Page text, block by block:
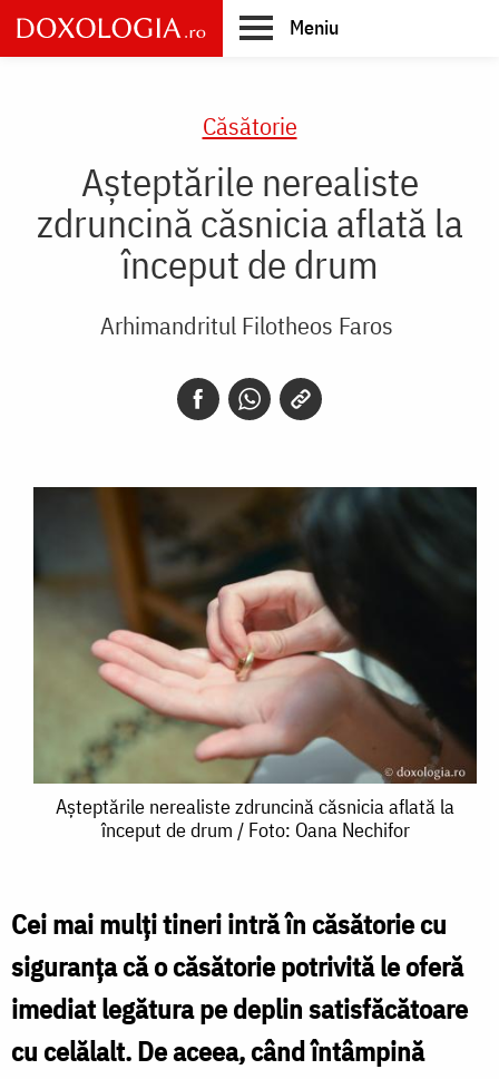
Skip
to
main
Meniu
Căsătorie
Așteptările nerealiste
zdruncină căsnicia aflată la
început de drum
Arhimandritul Filotheos Faros
Așteptările
nerealiste
căsnicia
aflată
la
început
Așteptările nerealiste zdruncină căsnicia aflată la
început de drum / Foto: Oana Nechifor
Cei mai mulţi tineri intră în căsătorie cu
siguranţa că o căsătorie potrivită le oferă
imediat legătura pe deplin satisfăcătoare
cu celălalt. De aceea, când întâmpină